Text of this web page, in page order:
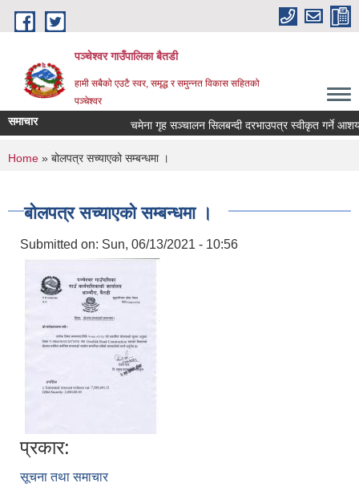
Skip to main content
पञ्चेश्वर गाउँपालिका बैतडी
हामी सबैको एउटै स्वर, समृद्ध र समुन्नत विकास सहितको
पञ्चेश्वर
समाचार चमेना गृह सञ्‍चालन सिलबन्दी दरभाउपत्र स्वीकृत गर्ने
You are here
Home » बोलपत्र सच्याएको सम्बन्धमा ।
बोलपत्र सच्याएको सम्बन्धमा ।
Submitted on: Sun, 06/13/2021 - 10:56
प्रकार:
सूचना तथा समाचार